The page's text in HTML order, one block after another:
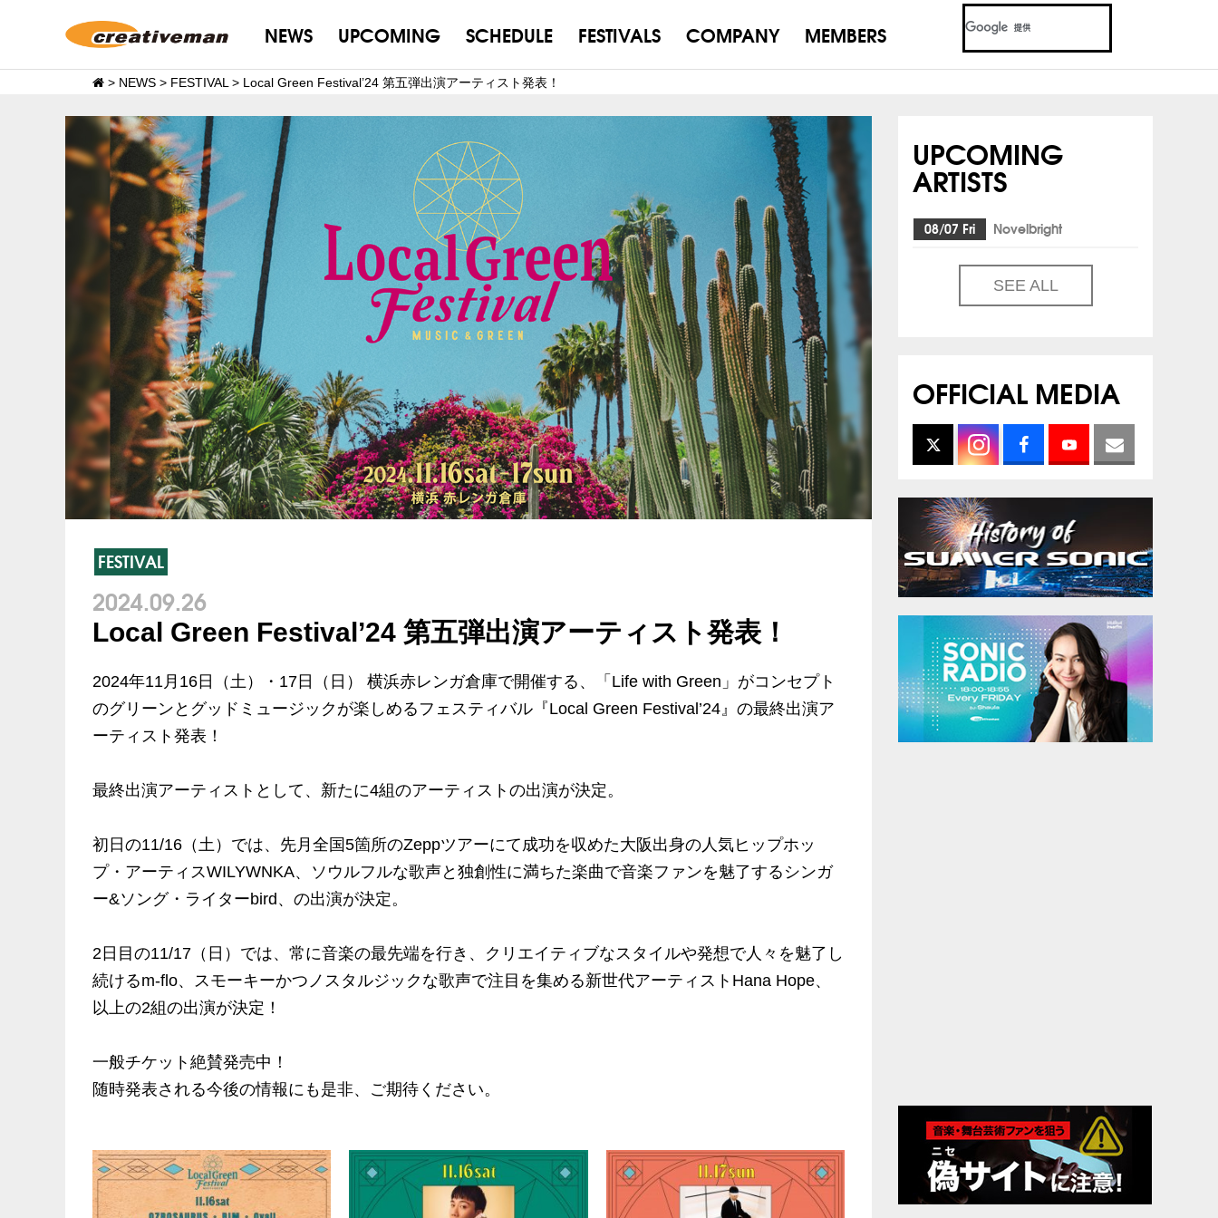
NEWS UPCOMING SCHEDULE FESTIVALS COMPANY MEMBERS
> NEWS > FESTIVAL > Local Green Festival’24 第五弾出演アーティスト発表！
FESTIVAL
2024.09.26
Local Green Festival’24 第五弾出演アーティスト発表！
2024年11月16日（土）・17日（日） 横浜赤レンガ倉庫で開催する、「Life with Green」がコンセプト
のグリーンとグッドミュージックが楽しめるフェスティバル『Local Green Festival’24』の最終出演ア
ーティスト発表！
最終出演アーティストとして、新たに4組のアーティストの出演が決定。
初日の11/16（土）では、先月全国5箇所のZeppツアーにて成功を収めた大阪出身の人気ヒップホッ
プ・アーティスWILYWNKA、ソウルフルな歌声と独創性に満ちた楽曲で音楽ファンを魅了するシンガ
ー&ソング・ライターbird、の出演が決定。
2日目の11/17（日）では、常に音楽の最先端を行き、クリエイティブなスタイルや発想で人々を魅了し
続けるm-flo、スモーキーかつノスタルジックな歌声で注目を集める新世代アーティストHana Hope、
以上の2組の出演が決定！
一般チケット絶賛発売中！
随時発表される今後の情報にも是非、ご期待ください。
UPCOMING
ARTISTS
08/07 Fri Novelbright
SEE ALL
OFFICIAL MEDIA